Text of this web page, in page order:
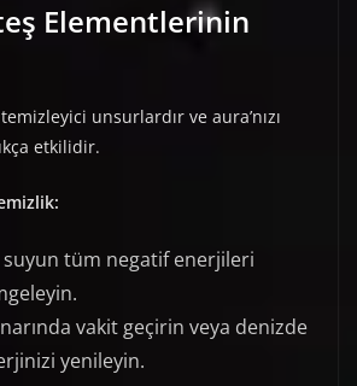
Elementlerinin
unsurlardır ve aura’nızı
etkilidir.
suyun tüm negatif enerjileri
vakit geçirin veya denizde
yenileyin.